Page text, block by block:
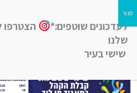
חדשות רמלה לוד, חדשות רחובות,
לעדכונים שוטפים:*
הצטרפו
שלנו
שישי בעיר